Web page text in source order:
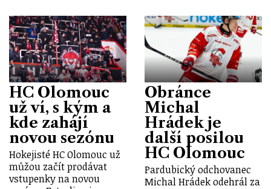
HC Olomouc
už ví, s kým a
kde zahájí
novou sezónu
Hokejisté HC Olomouc už
můžou začít prodávat
vstupenky na novou
Obránce
Michal
Hrádek je
další posilou
HC Olomouc
Pardubický odchovanec
Michal Hrádek odehrál za